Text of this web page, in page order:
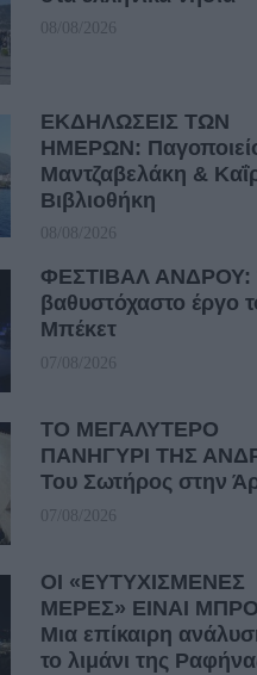
08/08/2026
ΕΚΔΗΛΩΣΕΙΣ ΤΩΝ
ΗΜΕΡΩΝ:
Μαντζαβελάκη &
Βιβλιοθήκη
08/08/2026
ΦΕΣΤΙΒΑΛ ΑΝΔΡΟΥ:
βαθυστόχαστο έργο
Μπέκετ
07/08/2026
ΤΟ ΜΕΓΑΛΥΤΕΡΟ
ΠΑΝΗΓΥΡΙ ΤΗΣ
Του Σωτήρος στην
07/08/2026
ΟΙ «ΕΥΤΥΧΙΣΜΕΝΕΣ
ΜΕΡΕΣ» ΕΙΝΑΙ
Μια επίκαιρη
το λιμάνι της